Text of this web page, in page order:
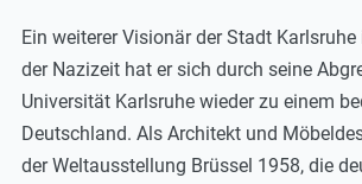
Ein weiterer Visionär der Stadt
der Nazizeit hat er sich durch seine
Universität Karlsruhe wieder zu einem
Deutschland. Als Architekt und
der Weltausstellung Brüssel 1958, die